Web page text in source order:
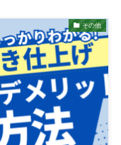
その他